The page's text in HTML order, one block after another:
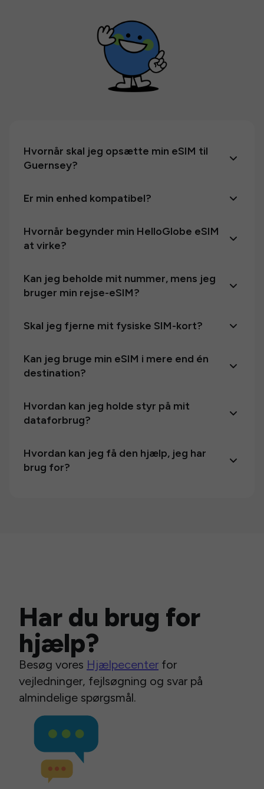
Hvornår skal jeg opsætte min eSIM til
Guernsey?
Er min enhed kompatibel?
Hvornår begynder min HelloGlobe eSIM
at virke?
Kan jeg beholde mit nummer, mens jeg
bruger min rejse-eSIM?
Skal jeg fjerne mit fysiske SIM-kort?
Kan jeg bruge min eSIM i mere end én
destination?
Hvordan kan jeg holde styr på mit
dataforbrug?
Hvordan kan jeg få den hjælp, jeg har
brug for?
Har du brug for
hjælp?
Besøg vores Hjælpecenter for
vejledninger, fejlsøgning og svar på
almindelige spørgsmål.